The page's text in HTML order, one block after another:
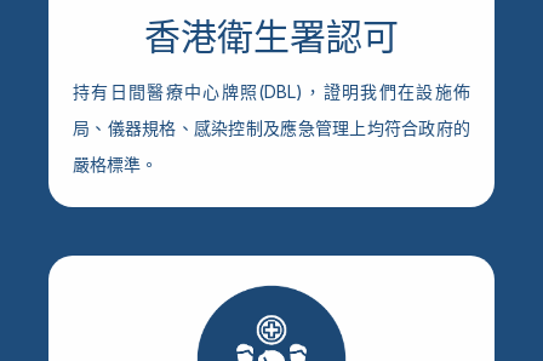
香港衛生署認可
持有日間醫療中心牌照(DBL)，證明我們在設施佈
局、儀器規格、感染控制及應急管理上均符合政府的
嚴格標準。